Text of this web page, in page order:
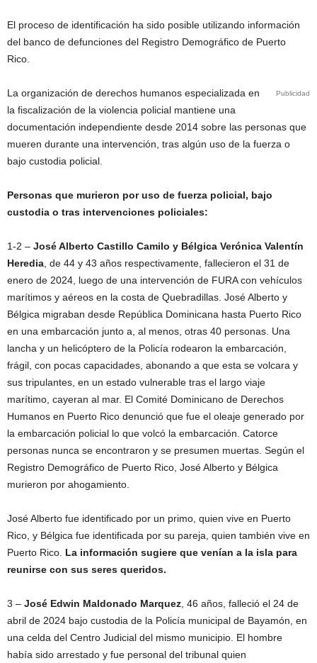
El proceso de identificación ha sido posible utilizando información
del banco de defunciones del Registro Demográfico de Puerto
Rico.
Publicidad
La organización de derechos humanos especializada en
la fiscalización de la violencia policial mantiene una
documentación independiente desde 2014 sobre las personas que
mueren durante una intervención, tras algún uso de la fuerza o
bajo custodia policial.
Personas que murieron por uso de fuerza policial, bajo
custodia o tras intervenciones policiales:
1-2 – José Alberto Castillo Camilo y Bélgica Verónica Valentín
Heredia, de 44 y 43 años respectivamente, fallecieron el 31 de
enero de 2024, luego de una intervención de FURA con vehículos
marítimos y aéreos en la costa de Quebradillas. José Alberto y
Bélgica migraban desde República Dominicana hasta Puerto Rico
en una embarcación junto a, al menos, otras 40 personas. Una
lancha y un helicóptero de la Policía rodearon la embarcación,
frágil, con pocas capacidades, abonando a que esta se volcara y
sus tripulantes, en un estado vulnerable tras el largo viaje
marítimo, cayeran al mar. El Comité Dominicano de Derechos
Humanos en Puerto Rico denunció que fue el oleaje generado por
la embarcación policial lo que volcó la embarcación. Catorce
personas nunca se encontraron y se presumen muertas. Según el
Registro Demográfico de Puerto Rico, José Alberto y Bélgica
murieron por ahogamiento.
José Alberto fue identificado por un primo, quien vive en Puerto
Rico, y Bélgica fue identificada por su pareja, quien también vive en
Puerto Rico. La información sugiere que venían a la isla para
reunirse con sus seres queridos.
3 – José Edwin Maldonado Marquez, 46 años, falleció el 24 de
abril de 2024 bajo custodia de la Policía municipal de Bayamón, en
una celda del Centro Judicial del mismo municipio. El hombre
había sido arrestado y fue personal del tribunal quien